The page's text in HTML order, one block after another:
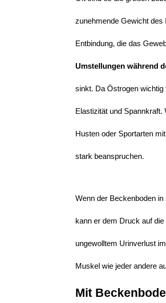
zunehmende Gewicht des
Entbindung, die das
Umstellungen während
sinkt. Da Östrogen wichtig
Elastizität und
Husten oder Sportarten
stark beanspruchen.
Wenn der Beckenboden
kann er dem Druck auf
ungewolltem Urinverlust
Muskel wie jeder andere
Mit